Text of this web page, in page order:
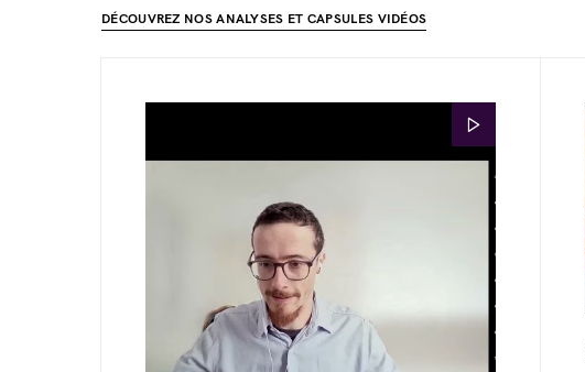
DÉCOUVREZ NOS ANALYSES ET CAPSULES VIDÉOS